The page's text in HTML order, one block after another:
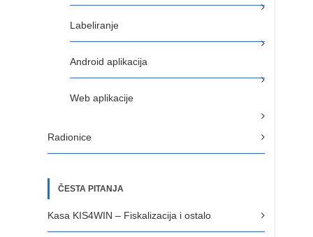
Labeliranje
Android aplikacija
Web aplikacije
Radionice
ČESTA PITANJA
Kasa KIS4WIN – Fiskalizacija i ostalo